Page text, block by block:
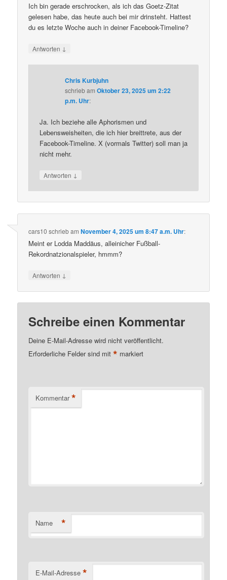
Ich bin gerade erschrocken, als ich das Goetz-Zitat
gelesen habe, das heute auch bei mir drinsteht. Hattest
du es letzte Woche auch in deiner Facebook-Timeline?
Antworten ↓
Chris Kurbjuhn
schriebamOktober 23, 2025 um 2:22
p.m. Uhr:
Ja. Ich beziehe alle Aphorismen und
Lebensweisheiten, die ich hier breittrete, aus der
Facebook-Timeline. X (vormals Twitter) soll man ja
nicht mehr.
Antworten ↓
cars10 schriebamNovember 4, 2025 um 8:47 a.m. Uhr:
Meint er Lodda Maddäus, alleinicher Fußball-
Rekordnatzionalspieler, hmmm?
Antworten ↓
Schreibe einen Kommentar
Deine E-Mail-Adresse wird nicht veröffentlicht.
Erforderliche Felder sind mit* markiert
Kommentar *
Name *
E-Mail-Adresse *